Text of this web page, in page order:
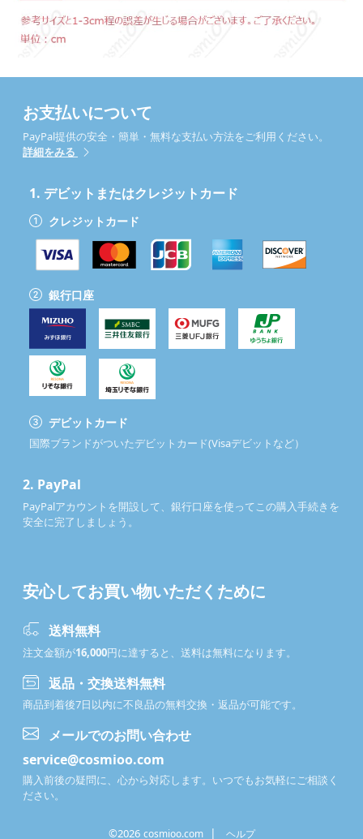
お支払いについて
PayPal提供の安全・簡単・無料な支払い方法をご利用ください。
詳細をみる
1. デビットまたはクレジットカード
クレジットカード
銀行口座
デビットカード
国際ブランドがついたデビットカード(Visaデビットなど）
2. PayPal
PayPalアカウントを開設して、銀行口座を使ってこの購入手続きを
安全に完了しましょう。
安心してお買い物いただくために
送料無料
注文金額が16,000円に達すると、送料は無料になります。
返品・交換送料無料
商品到着後7日以内に不良品の無料交換・返品が可能です。
メールでのお問い合わせ
service@cosmioo.com
購入前後の疑問に、心から対応します。いつでもお気軽にご相談く
ださい。
©2026 cosmioo.com | ヘルプ